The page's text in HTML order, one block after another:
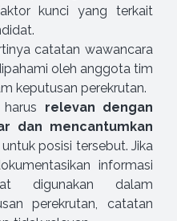
kunci yang terkait
catatan wawancara
oleh anggota tim
keputusan perekrutan.
relevan dengan
dan mencantumkan
untuk posisi tersebut. Jika
informasi
digunakan dalam
perekrutan, catatan